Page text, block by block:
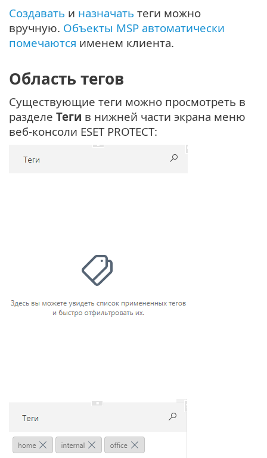
Создавать и назначать теги можно
вручную. Объекты MSP автоматически
помечаются именем клиента.
Область тегов
Существующие теги можно просмотреть в
разделе Теги в нижней части экрана меню
веб-консоли ESET PROTECT: